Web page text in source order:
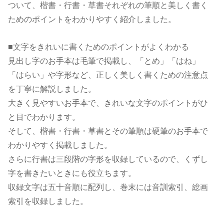
ついて、楷書・行書・草書それぞれの筆順と美しく書く
ためのポイントをわかりやすく紹介しました。
■文字をきれいに書くためのポイントがよくわかる
見出し字のお手本は毛筆で掲載し、「とめ」「はね」
「はらい」や字形など、正しく美しく書くための注意点
を丁寧に解説しました。
大きく見やすいお手本で、きれいな文字のポイントがひ
と目でわかります。
そして、楷書・行書・草書とその筆順は硬筆のお手本で
わかりやすく掲載しました。
さらに行書は三段階の字形を収録しているので、くずし
字を書きたいときにも役立ちます。
収録文字は五十音順に配列し、巻末には音訓索引、総画
索引を収録しました。